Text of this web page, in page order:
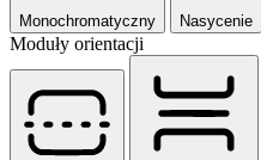
Monochromatyczny Nasycenie
Moduły orientacji